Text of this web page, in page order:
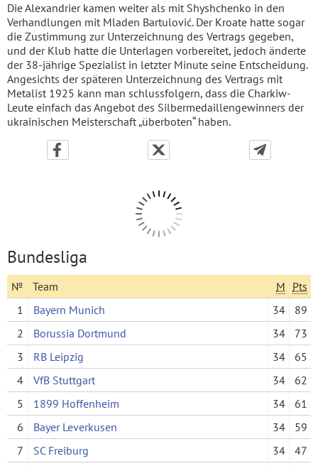
Die Alexandrier kamen weiter als mit Shyshchenko in den
Verhandlungen mit Mladen Bartulović. Der Kroate hatte sogar
die Zustimmung zur Unterzeichnung des Vertrags gegeben,
und der Klub hatte die Unterlagen vorbereitet, jedoch änderte
der 38-jährige Spezialist in letzter Minute seine Entscheidung.
Angesichts der späteren Unterzeichnung des Vertrags mit
Metalist 1925 kann man schlussfolgern, dass die Charkiw-
Leute einfach das Angebot des Silbermedaillengewinners der
ukrainischen Meisterschaft „überboten“ haben.
Bundesliga
№ Team M Pts
1
Bayern Munich 34
89
2
Borussia Dortmund 34
73
3
RB Leipzig 34
65
4
VfB Stuttgart 34
62
5
1899 Hoffenheim 34
61
6
Bayer Leverkusen 34
59
7
SC Freiburg 34
47